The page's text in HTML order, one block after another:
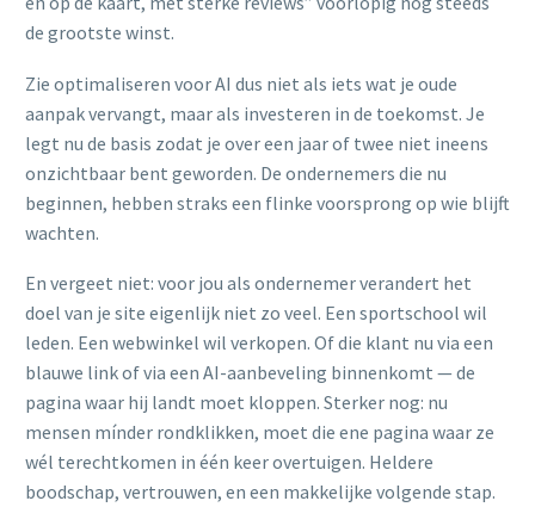
de grootste winst.
Zie optimaliseren voor AI dus niet als iets wat je oude
aanpak vervangt, maar als investeren in de toekomst. Je
legt nu de basis zodat je over een jaar of twee niet ineens
onzichtbaar bent geworden. De ondernemers die nu
beginnen, hebben straks een flinke voorsprong op wie blijft
wachten.
En vergeet niet: voor jou als ondernemer verandert het
doel van je site eigenlijk niet zo veel. Een sportschool wil
leden. Een webwinkel wil verkopen. Of die klant nu via een
blauwe link of via een AI-aanbeveling binnenkomt — de
pagina waar hij landt moet kloppen. Sterker nog: nu
mensen mínder rondklikken, moet die ene pagina waar ze
wél terechtkomen in één keer overtuigen. Heldere
boodschap, vertrouwen, en een makkelijke volgende stap.